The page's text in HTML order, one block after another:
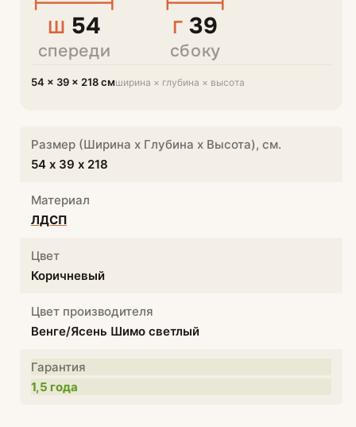
Ш 54 Г39
спереди сбоку
54 × 39 × 218 смширина × глубина × высота
Размер (Ширина х Глубина х Высота), см.
54 х 39 х 218
Материал
ЛДСП
Цвет
Коричневый
Цвет производителя
Венге/Ясень Шимо светлый
Гарантия
1,5 года